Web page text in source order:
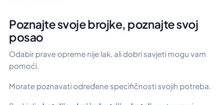
Poznajte svoje brojke, poznajte svoj
posao
Odabir prave opreme nije lak, ali dobri savjeti mogu vam
pomoći.
Morate poznavati određene specifičnosti svojih potreba.